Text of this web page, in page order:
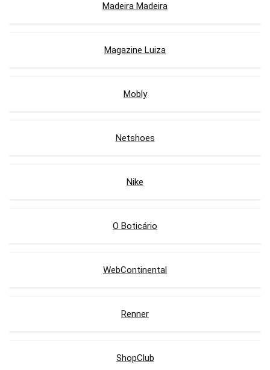
Madeira Madeira
Magazine Luiza
Mobly
Netshoes
Nike
O Boticário
WebContinental
Renner
ShopClub